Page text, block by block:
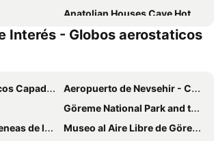
Anatolian Houses Cave Hotel & SPA
Suhan Cappadocia Hotel & Spa
Cave
Artemis Cave Suites
Pool Hot
Cappadocia Nar Cave House & Swimming Pool
Hotel
Moonlight Of Cappadocia
Interés - Globos aerostaticos
Aeropuerto de Nevsehir - Capadocia
Göreme National Park and the Rock Sites of Cappadocia
las Hadas
Museo al Aire Libre de Göreme